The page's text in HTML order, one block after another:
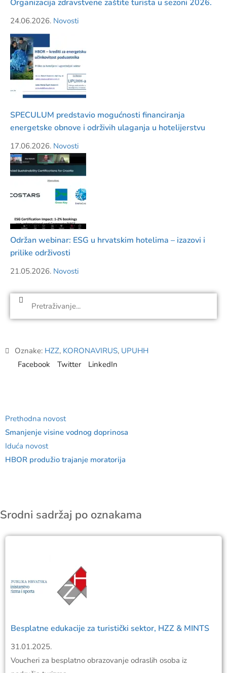
Organizacija zdravstvene zaštite turista u sezoni 2026.
24.06.2026. Novosti
SPECULUM predstavio mogućnosti financiranja
energetske obnove i održivih ulaganja u hotelijerstvu
17.06.2026. Novosti
Održan webinar: ESG u hrvatskim hotelima – izazovi i
prilike održivosti
21.05.2026. Novosti
Oznake: HZZ, KORONAVIRUS, UPUHH
Facebook
Twitter LinkedIn
Prethodna novost
Smanjenje visine vodnog doprinosa
Iduća novost
HBOR produžio trajanje moratorija
Srodni sadržaj po oznakama
Besplatne edukacije za turistički sektor, HZZ & MINTS
31.01.2025.
Voucheri za besplatno obrazovanje odraslih osoba iz